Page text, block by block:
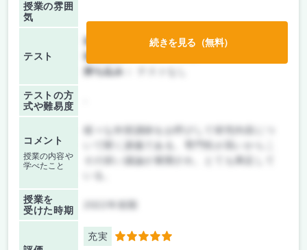
授業の雰囲
気
テスト
前期/中間：
レポートのみ
後期/期末：
持ち込み：
テストの方
式や難易度
コメント
授業の内容や
学べたこと
いて聞く講義である。専門性が高いからこ
その深い議論が展開され、とても満足して
授業を
受けた時期
充実 5
続きを見る（無料）